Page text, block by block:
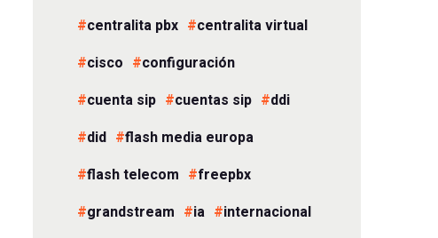
centralita pbx
centralita virtual
cisco
configuración
cuenta sip
cuentas sip
ddi
did
flash media europa
flash telecom
freepbx
grandstream
ia
internacional